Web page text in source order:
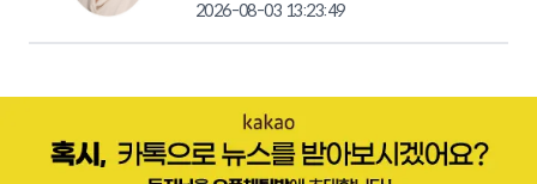
2026-08-03 13:23:49